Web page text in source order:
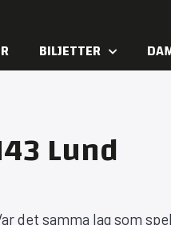
BILJETTER
Lund
det samma lag som